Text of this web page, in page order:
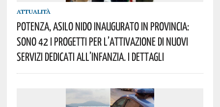
ATTUALITÀ
Potenza, Asilo Nido Inaugurato In Provincia:
Sono 42 I Progetti Per L’attivazione Di Nuovi
Servizi Dedicati All’infanzia. I Dettagli